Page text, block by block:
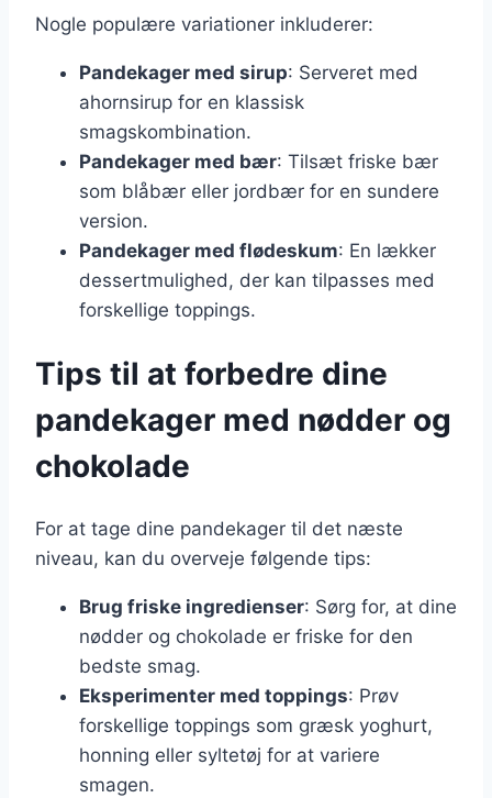
Nogle populære variationer inkluderer:
Pandekager med sirup: Serveret med
ahornsirup for en klassisk
smagskombination.
Pandekager med bær: Tilsæt friske bær
som blåbær eller jordbær for en sundere
version.
Pandekager med flødeskum: En lækker
dessertmulighed, der kan tilpasses med
forskellige toppings.
Tips til at forbedre dine
pandekager med nødder og
chokolade
For at tage dine pandekager til det næste
niveau, kan du overveje følgende tips:
Brug friske ingredienser: Sørg for, at dine
nødder og chokolade er friske for den
bedste smag.
Eksperimenter med toppings: Prøv
forskellige toppings som græsk yoghurt,
honning eller syltetøj for at variere
smagen.